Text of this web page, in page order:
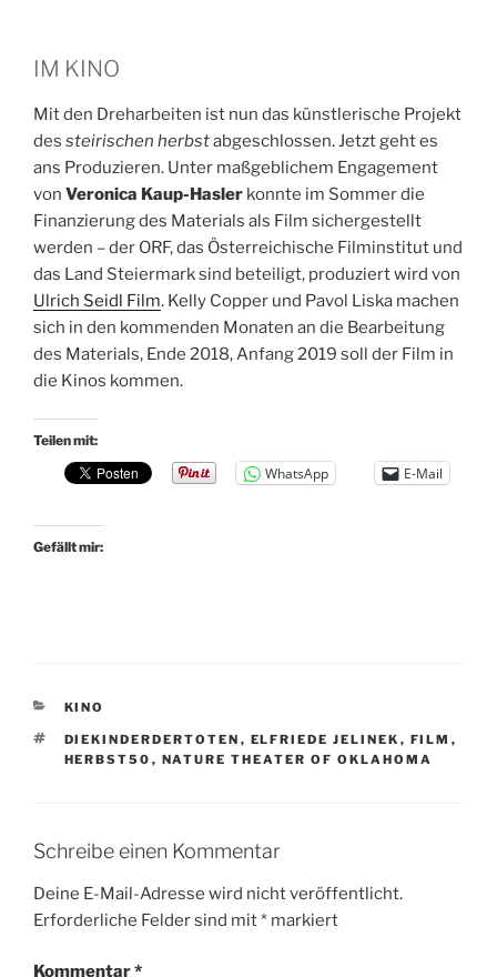
IM KINO
Mit den Dreharbeiten ist nun das künstlerische Projekt
des steirischen herbstabgeschlossen. Jetzt geht es
ans Produzieren. Unter maßgeblichem Engagement
von Veronica Kaup-Hasler konnte im Sommer die
Finanzierung des Materials als Film sichergestellt
werden – der ORF, das Österreichische Filminstitut und
das Land Steiermark sind beteiligt, produziert wird von
Ulrich Seidl Film. Kelly Copper und Pavol Liska machen
sich in den kommenden Monaten an die Bearbeitung
des Materials, Ende 2018, Anfang 2019 soll der Film in
die Kinos kommen.
Teilen mit:
WhatsApp E-Mail
Gefällt mir:
KATEGORIEN
KINO
SCHLAGWÖRTER
DIEKINDERDERTOTEN , ELFRIEDE JELINEK , FILM ,
HERBST50 , NATURE THEATER OF OKLAHOMA
Schreibe einen Kommentar
Deine E-Mail-Adresse wird nicht veröffentlicht.
Erforderliche Felder sind mit* markiert
Kommentar*